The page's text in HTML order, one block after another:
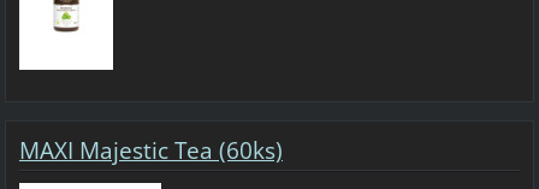
MAXI Majestic Tea (60ks)